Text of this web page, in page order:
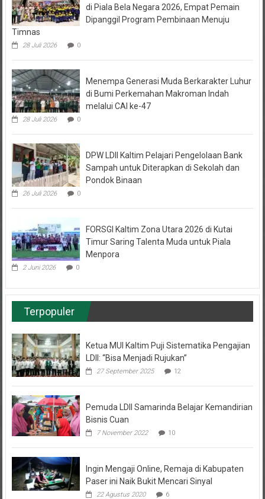
di Piala Bela Negara 2026, Empat Pemain
Dipanggil Program Pembinaan Menuju
Timnas
28 Juli 2026 0
Menempa Generasi Muda Berkarakter Luhur
di Bumi Perkemahan Makroman Indah
melalui CAI ke-47
28 Juli 2026 0
DPW LDII Kaltim Pelajari Pengelolaan Bank
Sampah untuk Diterapkan di Sekolah dan
Pondok Binaan
26 Juli 2026 0
FORSGI Kaltim Zona Utara 2026 di Kutai
Timur Saring Talenta Muda untuk Piala
Menpora
2 Juni 2026 0
Terpopuler
Ketua MUI Kaltim Puji Sistematika Pengajian
LDII: “Bisa Menjadi Rujukan”
27 September 2025 12
Pemuda LDII Samarinda Belajar Kemandirian
Bisnis Cuan
7 November 2022 10
Ingin Mengaji Online, Remaja di Kabupaten
Paser ini Naik Bukit Mencari Sinyal
22 Agustus 2020 6